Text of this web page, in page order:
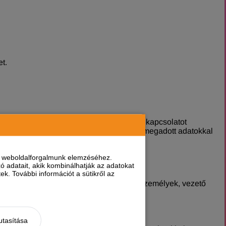
elemzéséhez.
adatait, akik kombinálhatják az adatokat
További információt a sütikről az
a 3 naptári napon belül nem veszi fel a kapcsolatot
által tévesen vagy hibásan megadott adatokkal
irányuló egyéb jogviszonyban álló személyek, vezető